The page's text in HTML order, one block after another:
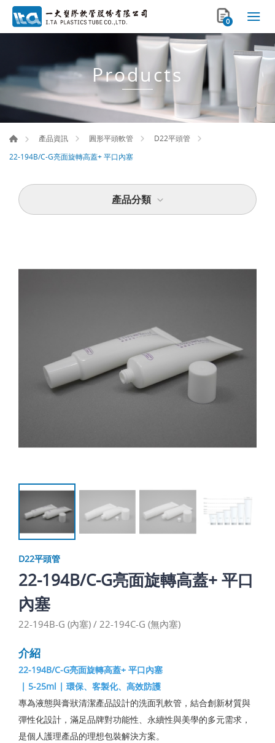
0
Products
產品資訊 圓形平頭軟管
D22平頭管
22-194B/C-G亮面旋轉高蓋+ 平口內塞
產品分類
D22平頭管
22-194B/C-G亮面旋轉高蓋+ 平口
內塞
22-194B-G (內塞) / 22-194C-G (無內塞)
介紹
22-194B/C-G亮面旋轉高蓋+ 平口內塞
| 5-25ml | 環保、客製化、高效防護
專為液態與膏狀清潔產品設計的洗面乳軟管，結合創新材質與
彈性化設計，滿足品牌對功能性、永續性與美學的多元需求，
是個人護理產品的理想包裝解決方案。